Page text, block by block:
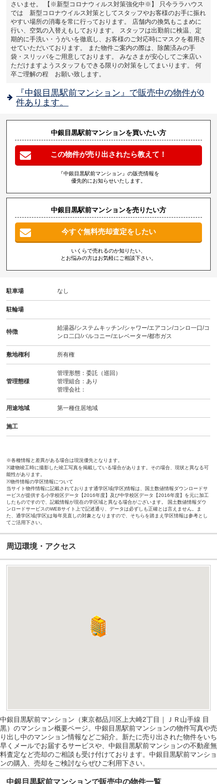
さいませ。 【※新型コロナウィルス対策強化中※】 只今ララハウス
では 新型コロナウイルス対策としてスタッフやお客様のお手に振れ
やすい場所の消毒を常に行っております。 店舗内の換気もこまめに
行い、空気の入替えもしております。 スタッフは出勤前に検温、定
期的に手洗い・うがいを徹底し、お客様のご対応時にマスクを着用さ
せていただいております。 また物件ご案内の際は、除菌済みの手
袋・スリッパをご用意しております。 みなさまが安心してご来店い
ただけますようスタッフもできる限りの対策をしてまいります。 何
卒ご理解の程 お願い致します。
『中銀目黒駅前マンション』で販売中の物件が0
件あります。
中銀目黒駅前マンションを買いたい方
この物件が売り出されたら教えて！
『中銀目黒駅前マンション』の販売情報を
優先的にお知らせいたします。
中銀目黒駅前マンションを売りたい方
今すぐ無料売却査定をしたい
いくらで売れるのか知りたい、
とお悩みの方はお気軽にご相談下さい。
駐車場 なし
駐輪場
特徴
給湯器/システムキッチン/シャワー/エアコン/コンロ一口/コ
ンロ二口/バルコニー/エレベーター/都市ガス
敷地権利 所有権
管理態様
管理形態：委託（巡回）
管理組合：あり
管理会社：
用途地域 第一種住居地域
施工
※各種情報と差異がある場合は現況優先となります。
※建物竣工時に撮影した竣工写真を掲載している場合があります。その場合、現状と異なる可
能性があります。
※物件情報の学区情報について
当サイト物件情報に記載されております通学区域(学区)情報は、国土数値情報ダウンロードサ
ービスが提供する小学校区データ【2016年度】及び中学校区データ【2016年度】を元に加工
したものですので、記載情報が現在の学区域と異なる場合がございます。 国土数値情報ダウ
ンロードサービスのWEBサイト上で記述通り、データは必ずしも正確とは言えません。ま
た、通学区域(学区)は毎年見直しの対象となりますので、そちらを踏まえ学区情報は参考とし
てご活用下さい。
周辺環境・アクセス
中銀目黒駅前マンション（東京都品川区上大崎2丁目｜ＪＲ山手線 目
黒）のマンション概要ページ。中銀目黒駅前マンションの物件写真や売
り出し中のマンション情報などご紹介。新たに売り出された物件をいち
早くメールでお届するサービスや、中銀目黒駅前マンションの不動産無
料査定など売却のご相談も受け付けております。中銀目黒駅前マンショ
ンの購入、売却をご検討ならぜひご利用下さい。
中銀目黒駅前マンションで販売中の物件一覧